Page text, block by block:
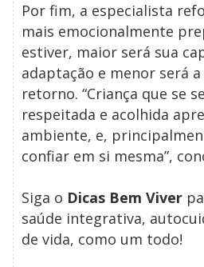
Por fim, a especialista
mais emocionalmente
estiver, maior será sua
adaptação e menor será
retorno. “Criança que se
respeitada e acolhida
ambiente, e,
confiar em si mesma”,
Siga o Dicas Bem Viver
saúde integrativa,
de vida, como um todo!